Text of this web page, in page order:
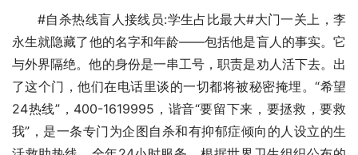
#自杀热线盲人接线员:学生占比最大#大门一关上，李
永生就隐藏了他的名字和年龄——包括他是盲人的事实。它
与外界隔绝。他的身份是一串工号，职责是劝人活下去。出
了这个门，他们在电话里谈的一切都将被秘密掩埋。“希望
24热线”，400-1619995，谐音“要留下来，要拯救，要救
我”，是一条专门为企图自杀和有抑郁症倾向的人设立的生